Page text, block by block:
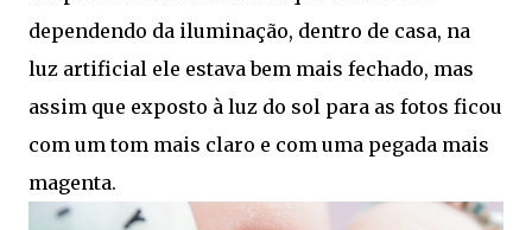
dependendo da iluminação, dentro de casa, na
luz artificial ele estava bem mais fechado, mas
assim que exposto à luz do sol para as fotos ficou
com um tom mais claro e com uma pegada mais
magenta.